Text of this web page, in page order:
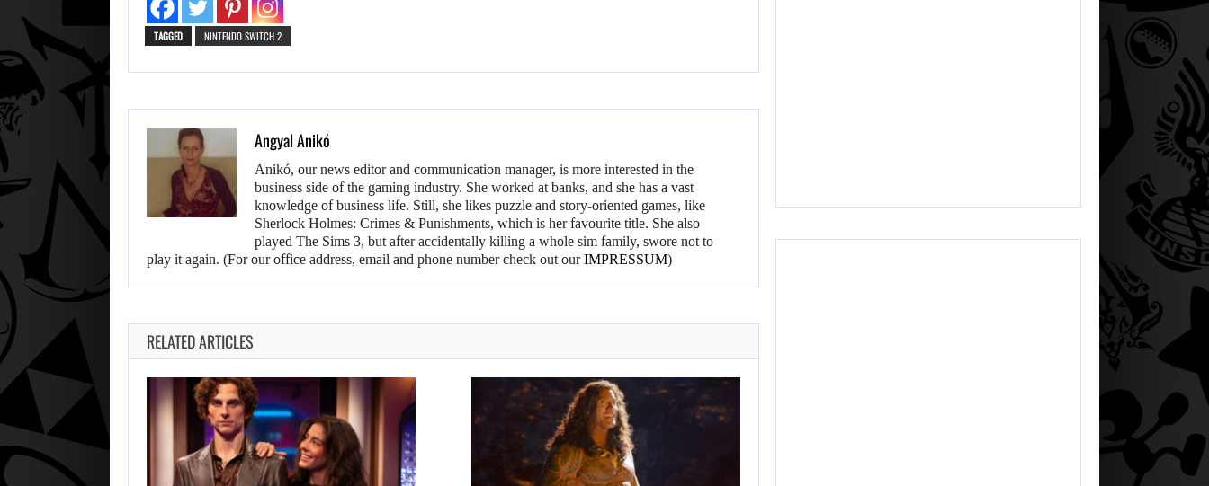
TAGGED NINTENDO SWITCH 2
Angyal Anikó
Anikó, our news editor and communication manager, is more interested in the
business side of the gaming industry. She worked at banks, and she has a vast
knowledge of business life. Still, she likes puzzle and story-oriented games, like
Sherlock Holmes: Crimes & Punishments, which is her favourite title. She also
played The Sims 3, but after accidentally killing a whole sim family, swore not to
play it again. (For our office address, email and phone number check out ourIMPRESSUM)
RELATED ARTICLES